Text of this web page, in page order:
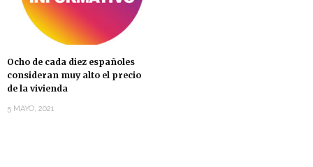
Ocho de cada diez españoles
consideran muy alto el precio
de la vivienda
5 MAYO, 2021